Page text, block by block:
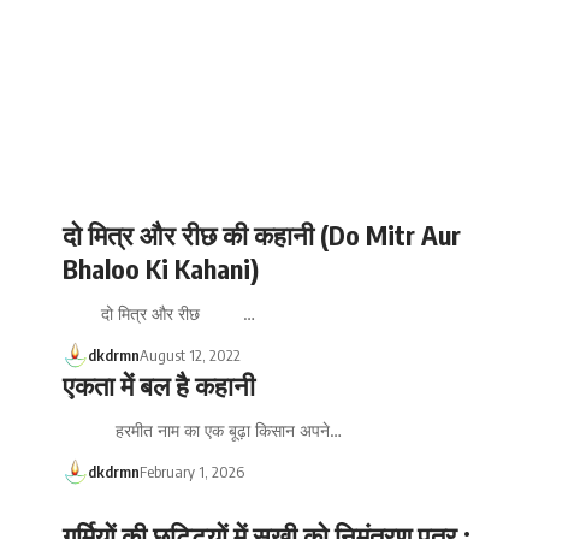
दो मित्र और रीछ की कहानी (Do Mitr Aur
Bhaloo Ki Kahani)
दो मित्र और रीछ …
dkdrmnAugust 12, 2022
एकता में बल है कहानी
हरमीत नाम का एक बूढ़ा किसान अपने…
dkdrmnFebruary 1, 2026